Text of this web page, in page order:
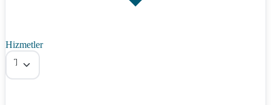
Hizmetler
Tümü